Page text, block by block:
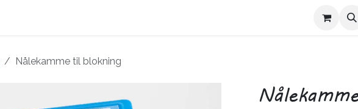
Nålekamme til blokning